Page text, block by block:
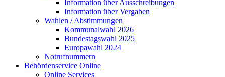
Information über Ausschreibungen
Information über Vergaben
Wahlen / Abstimmungen
Kommunalwahl 2026
Bundestagswahl 2025
Europawahl 2024
Notrufnummern
Behördenservice Online
Online Services